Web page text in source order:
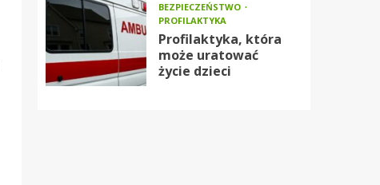
BEZPIECZEŃSTWO
PROFILAKTYKA
Profilaktyka, która
może uratować
życie dzieci